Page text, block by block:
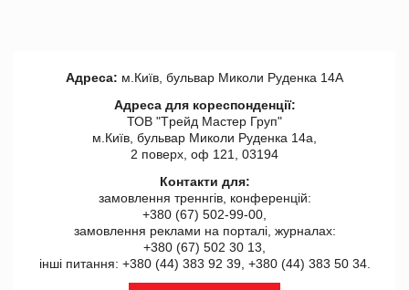
Адреса: м.Київ, бульвар Миколи Руденка 14А
Адреса для кореспонденції:
ТОВ "Tрейд Мастер Груп"
м.Київ, бульвар Миколи Руденка 14а,
2 поверх, оф 121, 03194
Контакти для:
замовлення треннгів, конференцій:
+380 (67) 502-99-00,
замовлення реклами на порталі, журналах:
+380 (67) 502 30 13,
інші питання: +380 (44) 383 92 39, +380 (44) 383 50 34.